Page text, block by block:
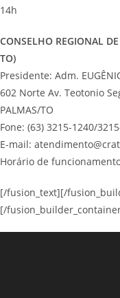
14h
CONSELHO REGIONAL
TO)
Presidente: Adm.
602 Norte Av. Teotonio
PALMAS/TO
Fone: (63) 3215-1240/
E-mail:
Horário de
[/fusion_text][/
[/